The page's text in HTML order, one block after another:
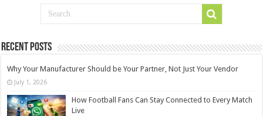
Recent Posts
Why Your Manufacturer Should be Your Partner, Not Just Your Vendor
July 1, 2026
How Football Fans Can Stay Connected to Every Match
Live